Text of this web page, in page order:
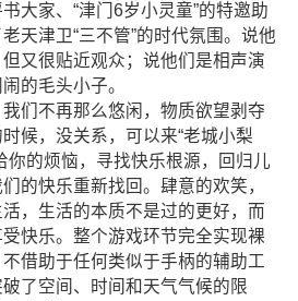
大家、“津门6岁小灵童”的特邀助
天津卫“三不管”的时代氛围。说他
又很贴近观众；说他们是相声演
的毛头小子。
们不再那么悠闲，物质欲望剥夺
候，没关系，可以来“老城小梨
你的烦恼，寻找快乐根源，回归儿
的快乐重新找回。肆意的欢笑，
，生活的本质不是过的更好，而
快乐。整个游戏环节完全实现裸
借助于任何类似于手柄的辅助工
了空间、时间和天气气候的限